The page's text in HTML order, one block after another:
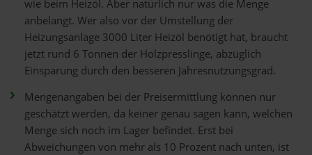
wie beim Heizöl. Aber natürlich nur was die Menge
anbelangt. Wer also vor der Umstellung der
Heizungsanlage 3000 Liter Heizöl benötigt hat, braucht
jetzt rund 6 Tonnen der Holzpresslinge, abzüglich
Einsparung durch den besseren Jahresnutzungsgrad.
Mengenangaben bei der Preisermittlung können nur
geschätzt werden, da keiner genau sagen kann, welchen
Menge sich noch im Lager befindet. Erst bei
Abweichungen von mehr als 10 Prozent nach unten, ist